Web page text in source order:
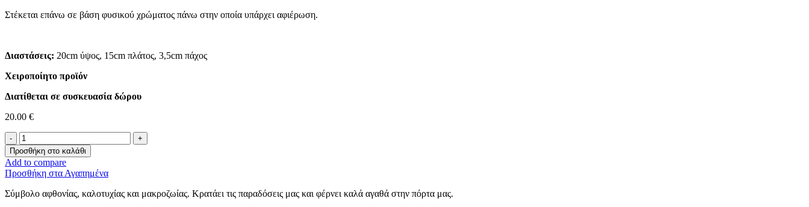
Στέκεται επάνω σε βάση φυσικού χρώματος πάνω στην οποία υπάρχει αφιέρωση.
Διαστάσεις: 20cm ύψος, 15cm πλάτος, 3,5cm πάχος
Χειροποίητο προϊόν
Διατίθεται σε συσκευασία δώρου
20.00 €
Επιτραπέζιο
Γούρι
Ρόδι
-Στους
Νονούς
Μου-
ποσότητα
Προσθήκη στο καλάθι
Add to compare
Προσθήκη στα Αγαπημένα
Σύμβολο αφθονίας, καλοτυχίας και μακροζωίας. Κρατάει τις παραδόσεις μας και φέρνει καλά αγαθά στην πόρτα μας.